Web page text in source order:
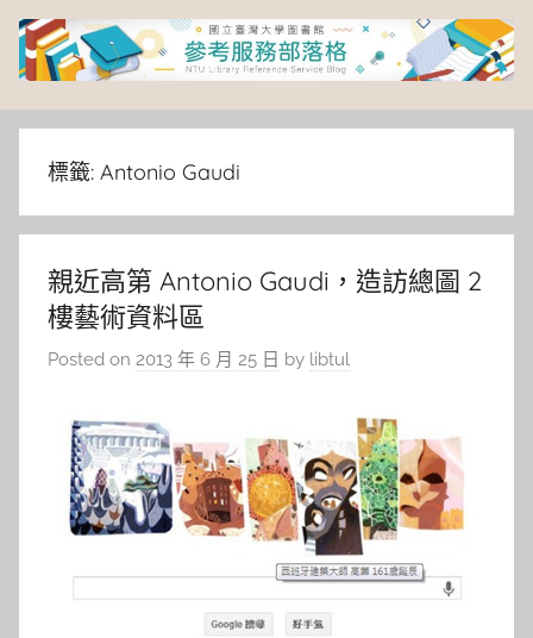
Skip
content
臺
灣
大
學
圖
標籤: Antonio Gaudi
親近高第 Antonio Gaudi，造訪總圖 2
樓藝術資料區
Posted on 2013 年 6 月 25 日 by libtul